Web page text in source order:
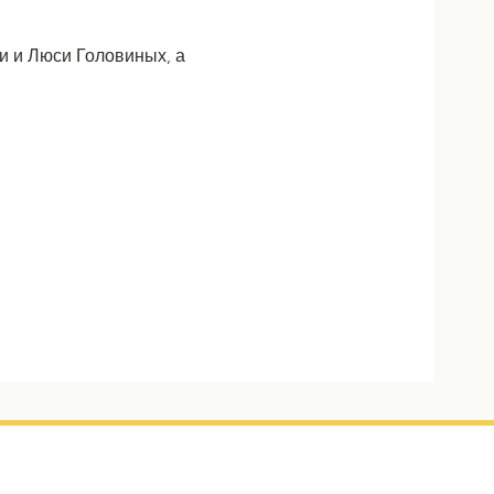
и Люси Головиных, а